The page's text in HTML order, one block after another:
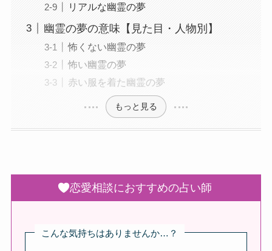
リアルな幽霊の夢
幽霊の夢の意味【見た目・人物別】
怖くない幽霊の夢
怖い幽霊の夢
赤い服を着た幽霊の夢
もっと見る
恋愛相談におすすめの占い師
こんな気持ちはありませんか…？